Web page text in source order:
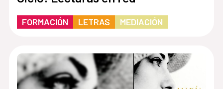
FORMACIÓN LETRAS MEDIACIÓN